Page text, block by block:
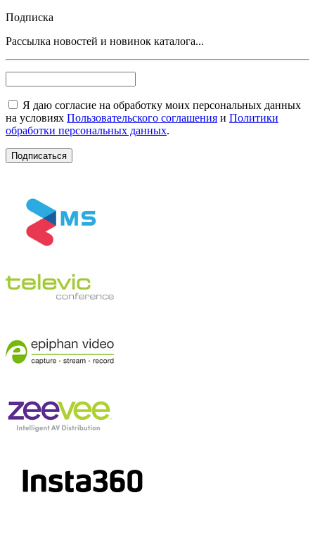
Подписка
Рассылка новостей и новинок каталога...
Я даю согласие на обработку моих персональных данных
на условиях Пользовательского соглашения и Политики
обработки персональных данных.